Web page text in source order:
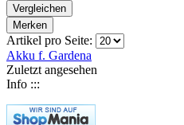
Vergleichen
Merken
Artikel pro Seite:
Akku f. Gardena
Zuletzt angesehen
Info :::